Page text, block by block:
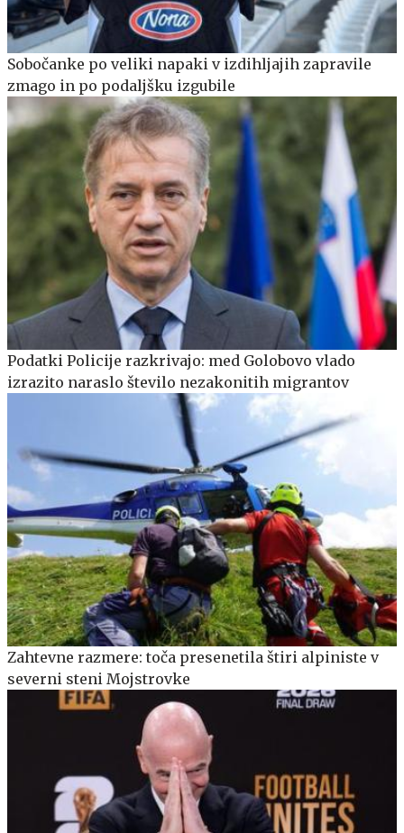
Sobočanke po veliki napaki v izdihljajih zapravile
zmago in po podaljšku izgubile
Podatki Policije razkrivajo: med Golobovo vlado
izrazito naraslo število nezakonitih migrantov
Zahtevne razmere: toča presenetila štiri alpiniste v
severni steni Mojstrovke